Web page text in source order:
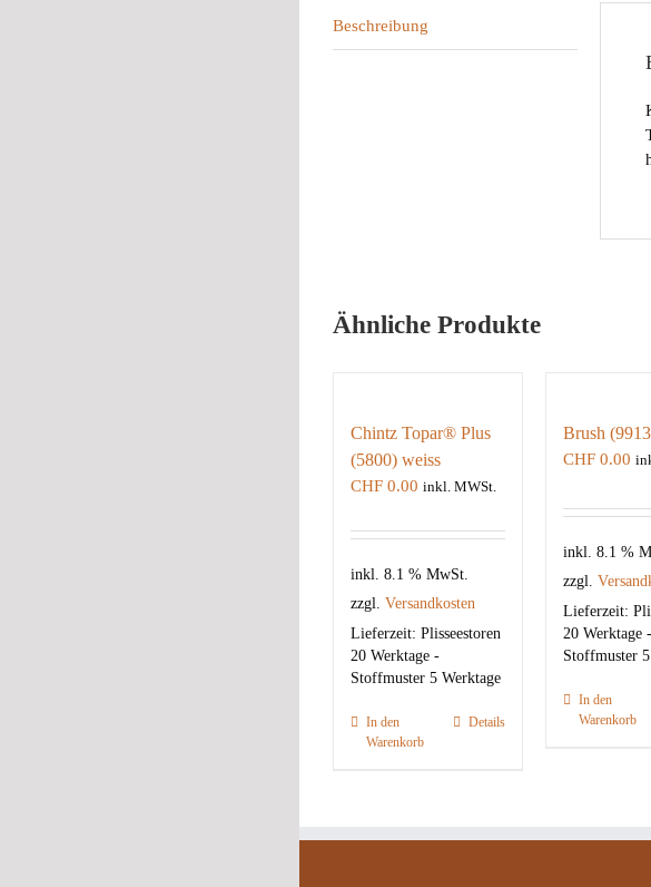
Beschreibung
Ähnliche Produkte
Chintz Topar® Plus
(5800) weiss
CHF0.00 inkl. MWSt.
inkl. 8.1 % MwSt.
zzgl. Versandkosten
Lieferzeit: Plisseestoren
20 Werktage -
Stoffmuster 5 Werktage
In den
Warenkorb
Details
Brush
CHF 0.00
inkl. 8.1 %
zzgl.
Lieferzeit:
20 Werktage -
Stoffmuster
In den
Warenkorb